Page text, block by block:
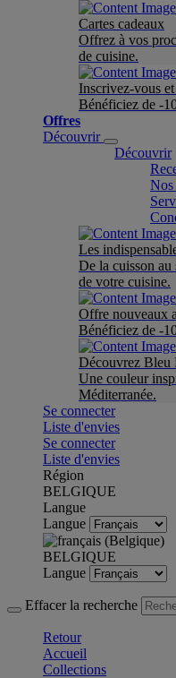
Cartes cadeaux
Offrez à vos
de cuisine.
Inscrivez-vous
Bénéficiez de -
Offres
Découvrir
Découvrir
Nos
Les
De la cuisson au
de votre cuisine.
Offre nouveaux
Bénéficiez de -
Découvrez Bleu
Une couleur
Méditerranée.
Se connecter
Liste d'envies
Se connecter
Liste d'envies
Région
BELGIQUE
Langue
Langue
BELGIQUE
Langue
Effacer la recherche
Retour
Accueil
Collections